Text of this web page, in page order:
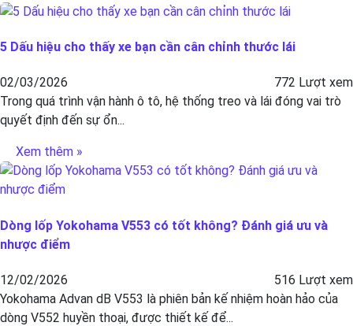
5 Dấu hiệu cho thấy xe bạn cần cân chỉnh thước lái
02/03/2026
772 Lượt xem
Trong quá trình vận hành ô tô, hệ thống treo và lái đóng vai trò
quyết định đến sự ổn...
Xem thêm »
Dòng lốp Yokohama V553 có tốt không? Đánh giá ưu và
nhược điểm
12/02/2026
516 Lượt xem
Yokohama Advan dB V553 là phiên bản kế nhiệm hoàn hảo của
dòng V552 huyền thoại, được thiết kế để...